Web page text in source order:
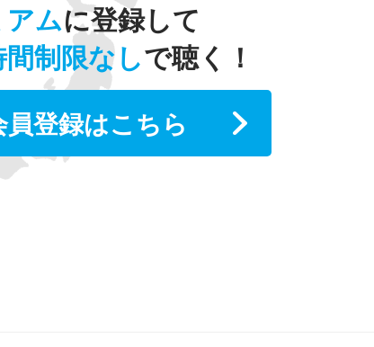
ムに登録して
制限なしで聴く！
登録はこちら